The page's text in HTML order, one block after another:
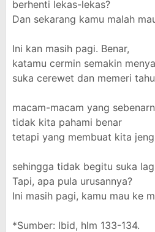
berhenti lekas-lekas?
Dan sekarang kamu malah
Ini kan masih pagi. Benar,
katamu cermin semakin
suka cerewet dan memeri
macam-macam yang
tidak kita pahami benar
tetapi yang membuat kita
sehingga tidak begitu suka
Tapi, apa pula urusannya?
Ini masih pagi, kamu mau ke
*Sumber: Ibid, hlm 133-134.